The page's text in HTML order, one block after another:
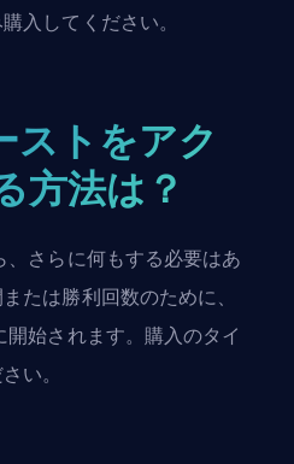
入してください。
ストをアク
方法は？
さらに何もする必要はあ
たは勝利回数のために、
始されます。購入のタイ
い。